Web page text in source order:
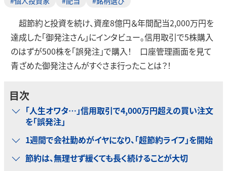
超節約と投資を続け、資産8億円＆年間配当2,000万円を
達成した「御発注さん」にインタビュー。信用取引で5株購入
のはずが500株を「誤発注」で購入！ 口座管理画面を見て
青ざめた御発注さんがすぐさま行ったことは？！
目次
「人生オワタ…」信用取引で4,000万円超えの買い注文
を「誤発注」
1週間で会社勤めがイヤになり、「超節約ライフ」を開始
節約は、無理せず緩くても長く続けることが大切